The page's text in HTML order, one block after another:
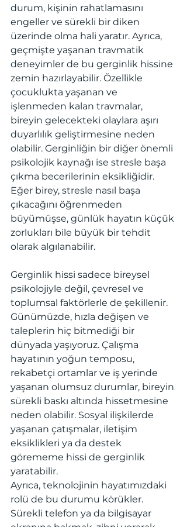
durum, kişinin rahatlamasını
engeller ve sürekli bir diken
üzerinde olma hali yaratır. Ayrıca,
geçmişte yaşanan travmatik
deneyimler de bu gerginlik hissine
zemin hazırlayabilir. Özellikle
çocuklukta yaşanan ve
işlenmeden kalan travmalar,
bireyin gelecekteki olaylara aşırı
duyarlılık geliştirmesine neden
olabilir. Gerginliğin bir diğer önemli
psikolojik kaynağı ise stresle başa
çıkma becerilerinin eksikliğidir.
Eğer birey, stresle nasıl başa
çıkacağını öğrenmeden
büyümüşse, günlük hayatın küçük
zorlukları bile büyük bir tehdit
olarak algılanabilir.
Gerginlik hissi sadece bireysel
psikolojiyle değil, çevresel ve
toplumsal faktörlerle de şekillenir.
Günümüzde, hızla değişen ve
taleplerin hiç bitmediği bir
dünyada yaşıyoruz. Çalışma
hayatının yoğun temposu,
rekabetçi ortamlar ve iş yerinde
yaşanan olumsuz durumlar, bireyin
sürekli baskı altında hissetmesine
neden olabilir. Sosyal ilişkilerde
yaşanan çatışmalar, iletişim
eksiklikleri ya da destek
görememe hissi de gerginlik
yaratabilir.
Ayrıca, teknolojinin hayatımızdaki
rolü de bu durumu körükler.
Sürekli telefon ya da bilgisayar